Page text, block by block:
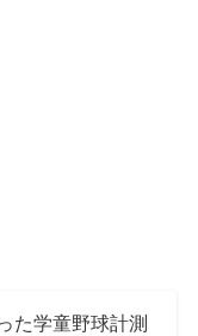
た学童野球計測